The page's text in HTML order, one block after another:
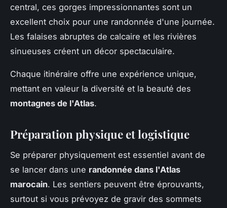
central, ces gorges impressionnantes sont un
excellent choix pour une randonnée d'une journée.
Les falaises abruptes de calcaire et les rivières
sinueuses créent un décor spectaculaire.
Chaque itinéraire offre une expérience unique,
mettant en valeur la diversité et la beauté des
montagnes de l'Atlas.
Préparation physique et logistique
Se préparer physiquement est essentiel avant de
se lancer dans une randonnée dans l'Atlas
marocain. Les sentiers peuvent être éprouvants,
surtout si vous prévoyez de gravir des sommets